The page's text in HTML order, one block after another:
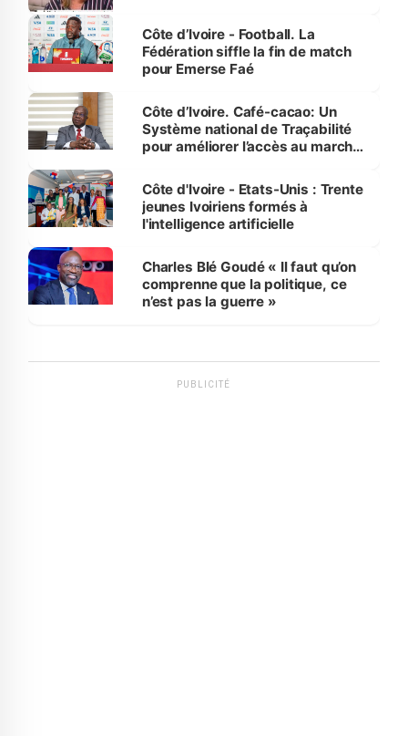
Côte d’Ivoire - Football. La
Fédération siffle la fin de match
pour Emerse Faé
Côte d’Ivoire. Café-cacao: Un
Système national de Traçabilité
pour améliorer l’accès au marché
Côte d'Ivoire - Etats-Unis : Trente
jeunes Ivoiriens formés à
l'intelligence artificielle
Charles Blé Goudé « Il faut qu’on
comprenne que la politique, ce
n’est pas la guerre »
PUBLICITÉ